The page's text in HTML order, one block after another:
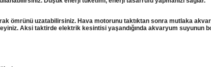
ömrünü uzatabilirsiniz. Hava motorunu taktıktan sonra mutlaka
Aksi taktirde elektrik kesintisi yaşandığında akvaryum suyunun